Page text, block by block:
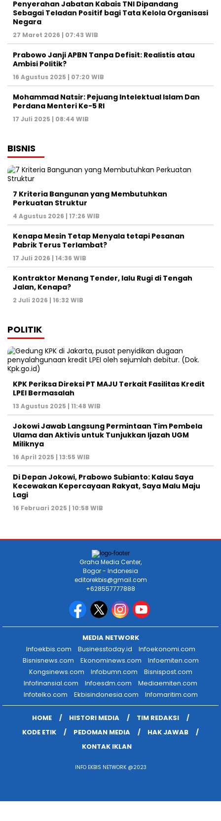
Penyerahan Jabatan Kabais TNI Dipandang
Sebagai Teladan Positif bagi Tata Kelola Organisasi
Negara
27 Maret 2026 | 07:43 WIB
Prabowo Janji APBN Tanpa Defisit: Realistis atau
Ambisi Politik?
16 Agustus 2025 | 07:20 WIB
Mohammad Natsir: Pejuang Intelektual Islam Dan
Perdana Menteri Ke-5 RI
17 Juli 2025 | 08:44 WIB
BISNIS
7 Kriteria Bangunan yang Membutuhkan
Perkuatan Struktur
4 Agustus 2026 | 17:26 WIB
Kenapa Mesin Tetap Menyala tetapi Pesanan
Pabrik Terus Terlambat?
17 Juli 2026 | 14:36 WIB
Kontraktor Menang Tender, lalu Rugi di Tengah
Jalan, Kenapa?
2 Juli 2026 | 16:32 WIB
POLITIK
KPK Periksa Direksi PT MAJU Terkait Fasilitas Kredit
LPEI Bermasalah
13 Agustus 2025 | 11:48 WIB
Jokowi Jawab Langsung Permintaan Tim Pembela
Ulama dan Aktivis untuk Tunjukkan Ijazah UGM
Miliknya
16 April 2025 | 13:55 WIB
Di Depan Jokowi, Prabowo Subianto: Kalau Saya
Kecewakan Kepercayaan Rakyat, Saya Malu Maju
Lagi
16 Februari 2025 | 10:58 WIB
Graha Media Center,
Bogor - Indonesia
editorekbis@gmail.com
+628557777888
MEDIA NETWORK
Infoekbis.com
Businesstoday.id
Infoekonomi.com
Bisnisnews.com
Ekonominews.com
Infoemiten.com
Kongsinews.com
Infobumn.com
Bisnispost.com
Infofinansial.com
Infoesdm.com
Mediaemiten.com
Infotelko.com
Ekbisindonesia.com Infomaritim.com
HOME HISTORI MEDIA
TIM REDAKSI
KODE ETIK
PEDOMAN MEDIA
HAK JAWAB
KONTAK IKLAN
INFO EKBIS NETWORK @2023